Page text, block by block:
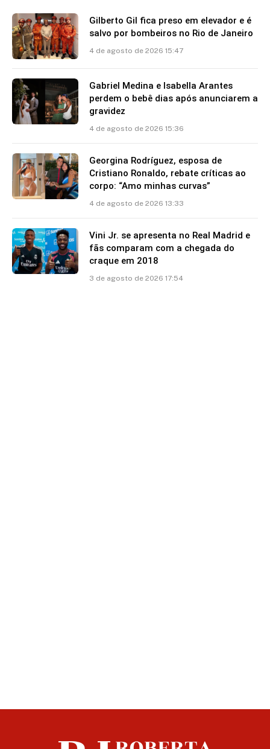
Gilberto Gil fica preso em elevador e é
salvo por bombeiros no Rio de Janeiro
4 de agosto de 2026 15:47
Gabriel Medina e Isabella Arantes
perdem o bebê dias após anunciarem a
gravidez
4 de agosto de 2026 15:36
Georgina Rodríguez, esposa de
Cristiano Ronaldo, rebate críticas ao
corpo: “Amo minhas curvas”
4 de agosto de 2026 13:33
Vini Jr. se apresenta no Real Madrid e
fãs comparam com a chegada do
craque em 2018
3 de agosto de 2026 17:54